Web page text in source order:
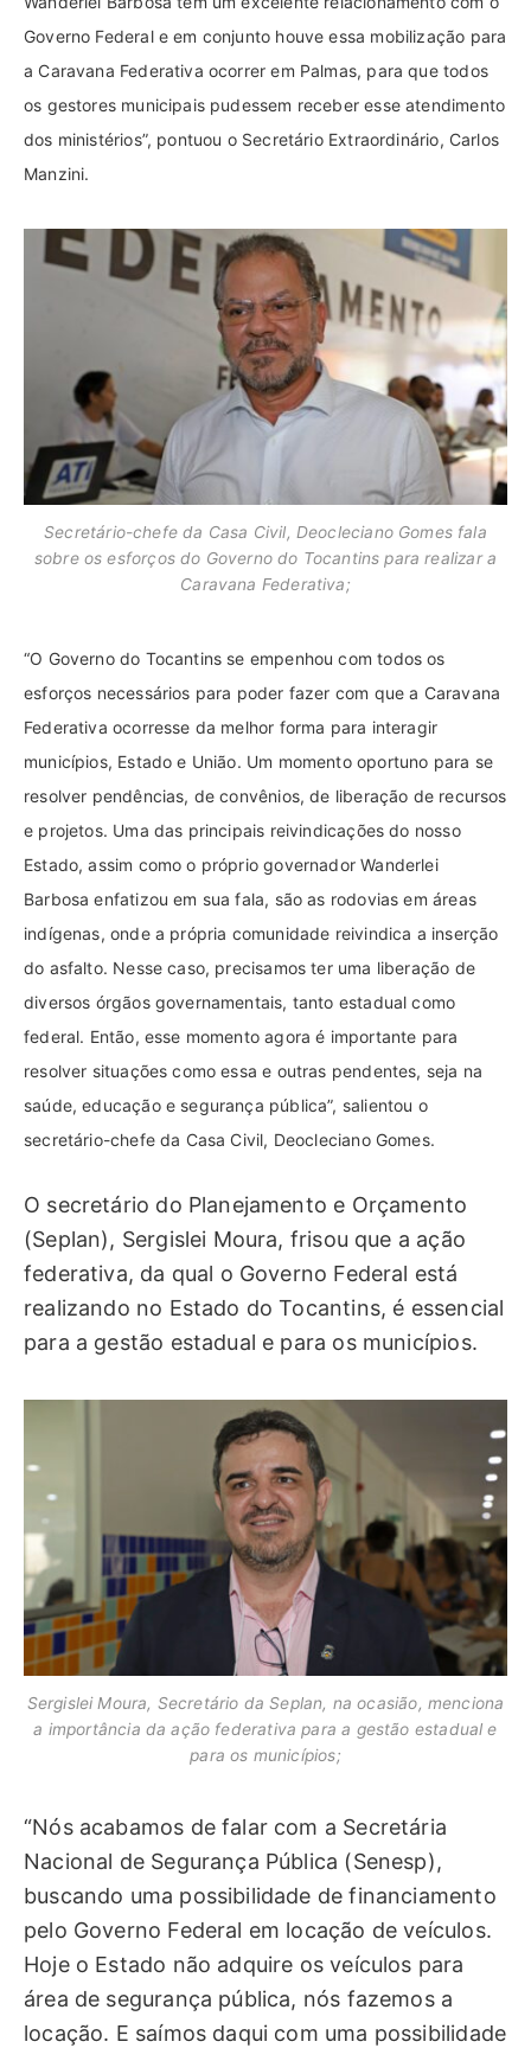
Governo Federal e em conjunto houve essa mobilização para
a Caravana Federativa ocorrer em Palmas, para que todos
os gestores municipais pudessem receber esse atendimento
dos ministérios”, pontuou o Secretário Extraordinário, Carlos
Manzini.
Secretário-chefe da Casa Civil, Deocleciano Gomes fala
sobre os esforços do Governo do Tocantins para realizar a
Caravana Federativa;
“O Governo do Tocantins se empenhou com todos os
esforços necessários para poder fazer com que a Caravana
Federativa ocorresse da melhor forma para interagir
municípios, Estado e União. Um momento oportuno para se
resolver pendências, de convênios, de liberação de recursos
e projetos. Uma das principais reivindicações do nosso
Estado, assim como o próprio governador Wanderlei
Barbosa enfatizou em sua fala, são as rodovias em áreas
indígenas, onde a própria comunidade reivindica a inserção
do asfalto. Nesse caso, precisamos ter uma liberação de
diversos órgãos governamentais, tanto estadual como
federal. Então, esse momento agora é importante para
resolver situações como essa e outras pendentes, seja na
saúde, educação e segurança pública”, salientou o
secretário-chefe da Casa Civil, Deocleciano Gomes.
O secretário do Planejamento e Orçamento
(Seplan), Sergislei Moura, frisou que a ação
federativa, da qual o Governo Federal está
realizando no Estado do Tocantins, é essencial
para a gestão estadual e para os municípios.
Sergislei Moura, Secretário da Seplan, na ocasião, menciona
a importância da ação federativa para a gestão estadual e
para os municípios;
“Nós acabamos de falar com a Secretária
Nacional de Segurança Pública (Senesp),
buscando uma possibilidade de financiamento
pelo Governo Federal em locação de veículos.
Hoje o Estado não adquire os veículos para
área de segurança pública, nós fazemos a
locação. E saímos daqui com uma possibilidade